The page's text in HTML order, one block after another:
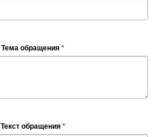
Тема обращения *
Текст обращения *